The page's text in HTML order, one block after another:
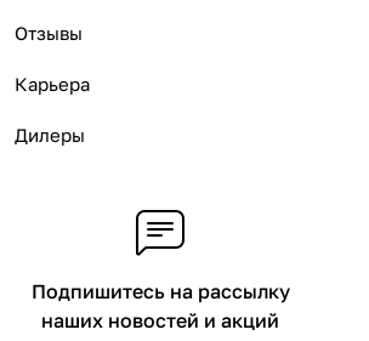
Отзывы
Карьера
Дилеры
Подпишитесь на рассылку
наших новостей и акций